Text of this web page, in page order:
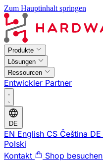
Zum Hauptinhalt springen
Produkte
Lösungen
Ressourcen
Entwickler Partner
DE
EN English CS Čeština DE
Polski
Kontakt
Shop besuchen